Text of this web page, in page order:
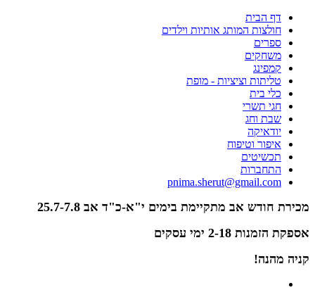
דף הבית
חולצות המותג אותיות וילדים
ספרים
משחקים
קמפינג
טליתות וציציות - מופת
כלי בית
חגי תשרי
שבת וחג
יודאיקה
איפור וטיפוח
תכשיטים
התחברות
pnima.sherut@gmail.com
מכירת חודש אב מתקיימת בימים י"א-כ"ד אב 25.7-7.8
אספקת הזמנות 2-18 ימי עסקים
קניה מהנה!